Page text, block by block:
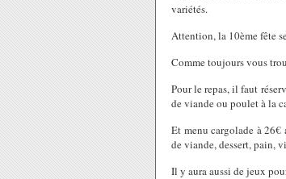
variétés.
Attention, la 10ème fête
Comme toujours vous
Pour le repas, il faut
de viande ou poulet à la
Et menu cargolade à
de viande, dessert, pain,
Il y aura aussi de jeux